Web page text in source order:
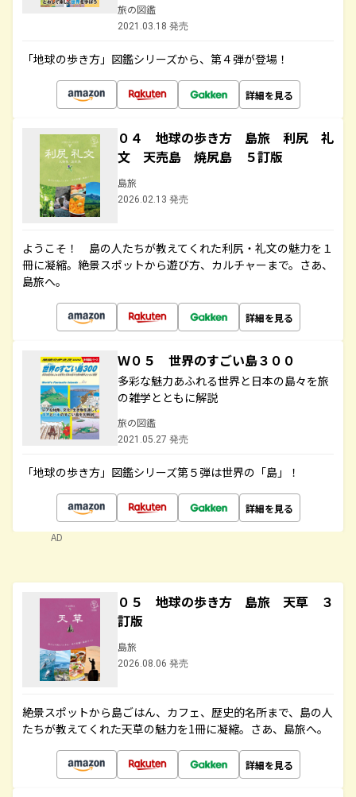
旅の図鑑
2021.03.18 発売
「地球の歩き方」図鑑シリーズから、第４弾が登場！
詳細を見る
０４ 地球の歩き方 島旅 利尻 礼
文 天売島 焼尻島 ５訂版
島旅
2026.02.13 発売
ようこそ！ 島の人たちが教えてくれた利尻・礼文の魅力を１
冊に凝縮。絶景スポットから遊び方、カルチャーまで。さあ、
島旅へ。
詳細を見る
Ｗ０５ 世界のすごい島３００
多彩な魅力あふれる世界と日本の島々を旅
の雑学とともに解説
旅の図鑑
2021.05.27 発売
「地球の歩き方」図鑑シリーズ第５弾は世界の「島」！
詳細を見る
AD
０５ 地球の歩き方 島旅 天草 ３
訂版
島旅
2026.08.06 発売
絶景スポットから島ごはん、カフェ、歴史的名所まで、島の人
たちが教えてくれた天草の魅力を1冊に凝縮。さあ、島旅へ。
詳細を見る